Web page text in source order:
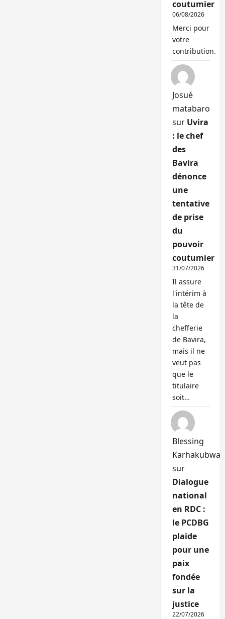
coutumier
06/08/2026
Merci pour
votre
contribution.
Josué
matabaro
sur Uvira
: le chef
des
Bavira
dénonce
une
tentative
de prise
du
pouvoir
coutumier
31/07/2026
Il assure
l'intérim à
la tête de
la
chefferie
de Bavira,
mais il ne
veut pas
que le
titulaire
soit…
Blessing
Karhakubwa
sur
Dialogue
national
en RDC :
le PCDBG
plaide
pour une
paix
fondée
sur la
justice
22/07/2026